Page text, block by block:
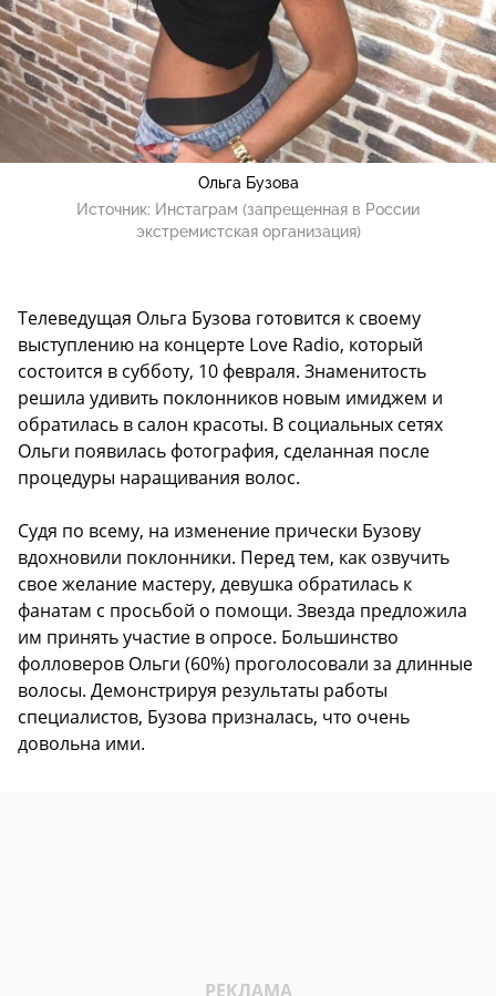
Ольга Бузова
Источник: Инстаграм (запрещенная в России
экстремистская организация)
Телеведущая Ольга Бузова готовится к своему
выступлению на концерте Love Radio, который
состоится в субботу, 10 февраля. Знаменитость
решила удивить поклонников новым имиджем и
обратилась в салон красоты. В социальных сетях
Ольги появилась фотография, сделанная после
процедуры наращивания волос.
Судя по всему, на изменение прически Бузову
вдохновили поклонники. Перед тем, как озвучить
свое желание мастеру, девушка обратилась к
фанатам с просьбой о помощи. Звезда предложила
им принять участие в опросе. Большинство
фолловеров Ольги (60%) проголосовали за длинные
волосы. Демонстрируя результаты работы
специалистов, Бузова призналась, что очень
довольна ими.